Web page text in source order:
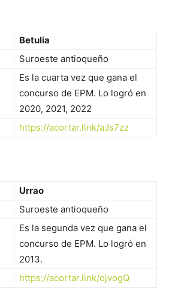
Betulia
Suroeste antioqueño
Es la cuarta vez que gana el
concurso de EPM. Lo logró en
2020, 2021, 2022
https://acortar.link/aJs7zz
Urrao
Suroeste antioqueño
Es la segunda vez que gana el
concurso de EPM. Lo logró en
2013.
https://acortar.link/ojvogQ